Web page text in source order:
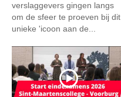
verslaggevers gingen langs
om de sfeer te proeven bij dit
unieke 'icoon aan de...